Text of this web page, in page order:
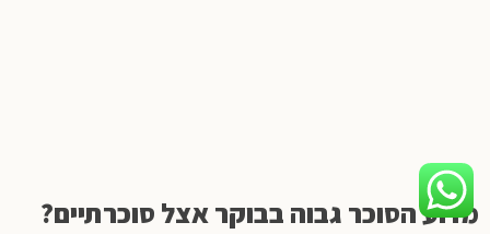
מדוע הסוכר גבוה בבוקר אצל סוכרתיים?